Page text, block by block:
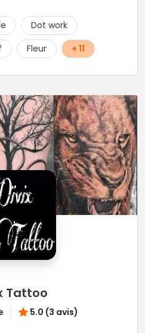
Le studio a été pensé
votre entrée, accueil,
une hygiène irréprochable.
cette belle ville de
Dot work
Fleur + 11
Tattoo
5.0 (3 avis)